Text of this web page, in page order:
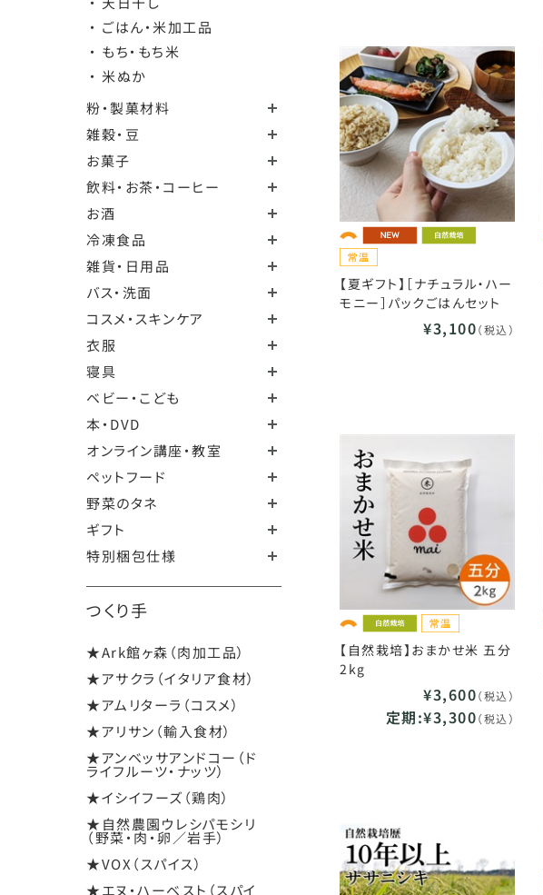
・ ごはん・米加工品
・ もち・もち米
・ 米ぬか
粉・製菓材料
雑穀・豆
お菓子
飲料・お茶・コーヒー
お酒
冷凍食品
雑貨・日用品
バス・洗面
コスメ・スキンケア
衣服
寝具
ベビー・こども
本・DVD
オンライン講座・教室
ペットフード
野菜のタネ
ギフト
特別梱包仕様
つくり手
★Ark館ヶ森（肉加工品）
★アサクラ（イタリア食材）
★アムリターラ（コスメ）
★アリサン（輸入食材）
★アンベッサアンドコー（ド
ライフルーツ・ナッツ）
★イシイフーズ（鶏肉）
★自然農園ウレシパモシリ
（野菜・肉・卵／岩手）
★VOX（スパイス）
★エヌ・ハーベスト（スパイ
【夏ギフト】［ナチュラル・ハー
モニー］パックごはんセット
¥3,100（税込）
【自然栽培】おまかせ米 五分
2kg
¥3,600（税込）
定期:¥3,300（税込）